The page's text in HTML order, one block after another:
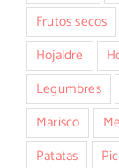
Frutos secos
Hojaldre
Legumbres
Marisco
Patatas